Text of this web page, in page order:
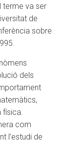
terme va ser
de
sobre
dels
física.
com
l’estudi de